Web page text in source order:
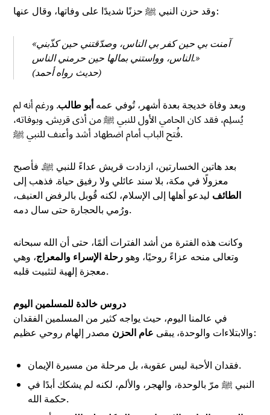
وقد حزن النبي ﷺ حزنًا شديدًا على وفاتها، وقال عنها:
«آمنت بي حين كفر بي الناس، وصدّقتني حين كذّبني
الناس، وواستني بمالها حين حرمني الناس.»
(حديث رواه أحمد)
وبعد وفاة خديجة بعدة أشهر، تُوفي عمهأبو طالب. ورغم أنه لم
يُسلِم، فقد كان الحامي الأول للنبي ﷺ من أذى قريش. وبوفاته،
فُتح الباب أمام اضطهاد أشد وأعنف للنبي ﷺ.
بعد هاتين الخسارتين، ازدادت قريش عداءً للنبي ﷺ. فأصبح
معزولًا في مكة، بلا سند عائلي ولا رفيق حياة. فذهب إلى
الطائف ليدعو أهلها إلى الإسلام، لكنه قُوبل بالرفض العنيف،
ورُمي بالحجارة حتى سال دمه.
وكانت هذه الفترة من أشد الفترات ألمًا، حتى أن الله سبحانه
وتعالى منحه عزاءً روحيًا، وهو رحلة الإسراء والمعراج، وهي
معجزة إلهية لتثبيت قلبه.
دروس خالدة للمسلمين اليوم
في عالمنا اليوم، حيث يواجه كثير من المسلمين الفقدان
والابتلاءات والوحدة، يبقى عام الحزن مصدر إلهام روحي عظيم:
فقدان الأحبة ليس عقوبة، بل مرحلة من مسيرة الإيمان.
النبي ﷺ مرّ بالوحدة، والهجر، والألم، لكنه لم يشكك أبدًا في
حكمة الله.